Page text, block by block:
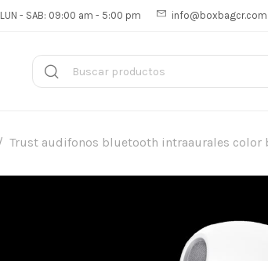
LUN - SAB: 09:00 am - 5:00 pm info@boxbagcr.com
Trust audifonos bluetooth intraaurales color